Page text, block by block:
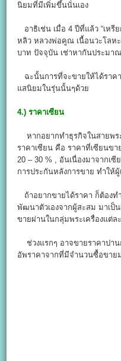
นิยมที่มีเพิ่มขึ้นนั่นเอง
อาธิเช่น เมื่อ 4 ปีที่แล้ว “เห
หลิว หลวงพ่อคูณ เนื้อนวะโลห
บาท ปัจจุบัน เช่าหากันประมาณ
ฉะนั้นการที่จะขายให้ได้ราคา
แสนิยมในรุ่นนั้นๆด้วย
4.)ราคาเซียน
หากอยากทำธุรกิจในสายพร
ราคาเซียน คือ ราคาที่เซียนข
20 – 30 % , อันเนื่องมาจากเ
การประกันหลังการขาย ทำให้
ถ้าอยากขายได้ราคา ก็ต้องท
พัฒนาตัวเองจากผู้สะสม มาเป็
ขายผ่านในกลุ่มพระเครื่องแต่ล
ช่วงแรกๆ อาจขายราคาปาน
อัพราคาจากที่มีจำนวนซื้อขาย